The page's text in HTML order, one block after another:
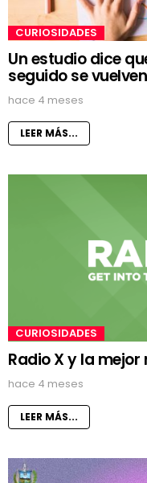
CURIOSIDADES
Un estudio dice
seguido se
hace 4 meses
LEER MÁS...
CURIOSIDADES
Radio X y la
hace 4 meses
LEER MÁS...